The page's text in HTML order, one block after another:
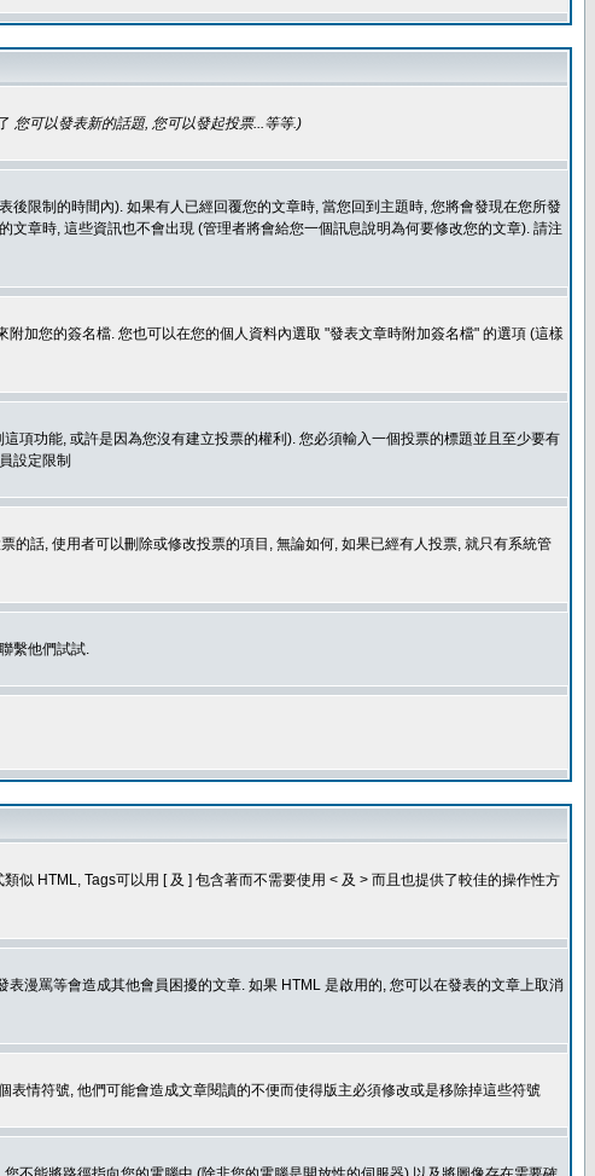
您可以發表新的話題, 您可以發起投票...等等.)
限制的時間內). 如果有人已經回覆您的文章時, 當您回到主題時, 您將會發現在您所發
章時, 這些資訊也不會出現 (管理者將會給您一個訊息說明為何要修改您的文章). 請注
附加您的簽名檔. 您也可以在您的個人資料內選取 "發表文章時附加簽名檔" 的選項 (這樣
項功能, 或許是因為您沒有建立投票的權利). 您必須輸入一個投票的標題並且至少要有
設定限制
話, 使用者可以刪除或修改投票的項目, 無論如何, 如果已經有人投票, 就只有系統管
繫他們試試.
似 HTML, Tags可以用 [ 及 ] 包含著而不需要使用 < 及 > 而且也提供了較佳的操作性方
漫罵等會造成其他會員困擾的文章. 如果 HTML 是啟用的, 您可以在發表的文章上取消
情符號, 他們可能會造成文章閱讀的不便而使得版主必須修改或是移除掉這些符號